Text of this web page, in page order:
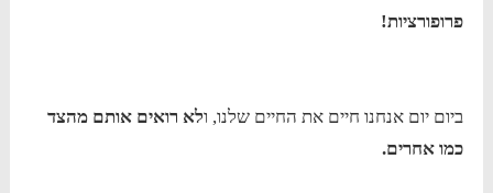
פרופורציות!
ביום יום אנחנו חיים את החיים שלנו, ולא רואים אותם מהצד
כמו אחרים.